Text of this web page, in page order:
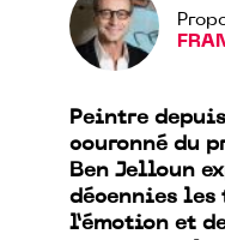
Peintre
couronné du
Ben Jelloun
décennies
l’émotion et